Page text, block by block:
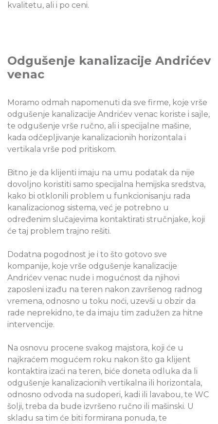
kvalitetu, ali i po ceni.
Odgušenje kanalizacije Andrićev
venac
Moramo odmah napomenuti da sve firme, koje vrše
odgušenje kanalizacije Andrićev venac koriste i sajle,
te odgušenje vrše ručno, ali i specijalne mašine,
kada odčepljivanje kanalizacionih horizontala i
vertikala vrše pod pritiskom.
Bitno je da klijenti imaju na umu podatak da nije
dovoljno koristiti samo specijalna hemijska sredstva,
kako bi otklonili problem u funkcionisanju rada
kanalizacionog sistema, već je potrebno u
određenim slučajevima kontaktirati stručnjake, koji
će taj problem trajno rešiti.
Dodatna pogodnost je i to što gotovo sve
kompanije, koje vrše odgušenje kanalizacije
Andrićev venac nude i mogućnost da njihovi
zaposleni izađu na teren nakon završenog radnog
vremena, odnosno u toku noći, uzevši u obzir da
rade neprekidno, te da imaju tim zadužen za hitne
intervencije.
Na osnovu procene svakog majstora, koji će u
najkraćem mogućem roku nakon što ga klijent
kontaktira izaći na teren, biće doneta odluka da li
odgušenje kanalizacionih vertikalna ili horizontala,
odnosno odvoda na sudoperi, kadi ili lavabou, te WC
šolji, treba da bude izvršeno ručno ili mašinski. U
skladu sa tim će biti formirana ponuda, te